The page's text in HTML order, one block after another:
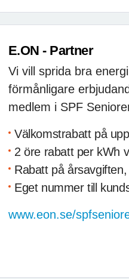
E.ON - Partner
Vi vill sprida bra
förmånligare
medlem i SPF
Välkomstrabatt på
2 öre rabatt per kWh
Rabatt på
Eget nummer till
www.eon.se/